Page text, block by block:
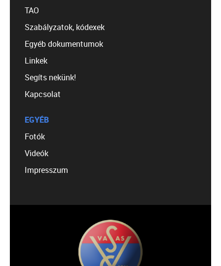
TAO
Szabályzatok, kódexek
Egyéb dokumentumok
Linkek
Segíts nekünk!
Kapcsolat
EGYÉB
Fotók
Videók
Impresszum